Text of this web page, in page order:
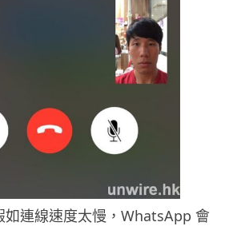
連線速度太慢，WhatsApp 會